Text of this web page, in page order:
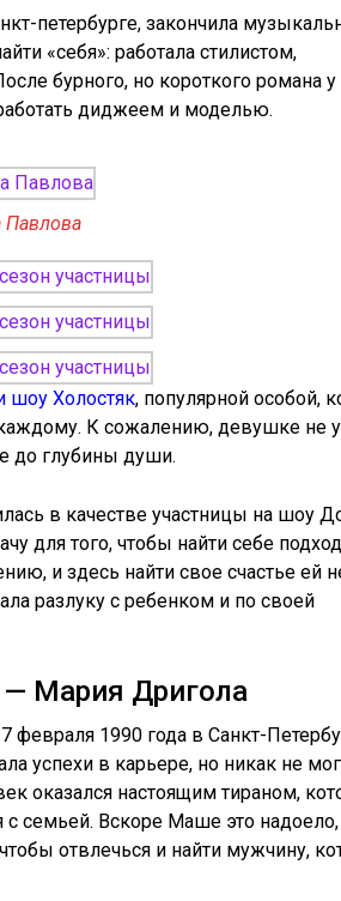
петербурге, закончила
«себя»: работала стилистом,
бурного, но короткого романа
диджеем и моделью.
Павлова
шоу Холостяк, популярной особой,
К сожалению, девушке не
до глубины души.
в качестве участницы на шоу
для того, чтобы найти себе
и здесь найти свое счастье ей
разлуку с ребенком и по своей
Мария Дригола
1990 года в Санкт-
успехи в карьере, но никак не
оказался настоящим тираном,
семьей. Вскоре Маше это надоело,
отвлечься и найти мужчину,